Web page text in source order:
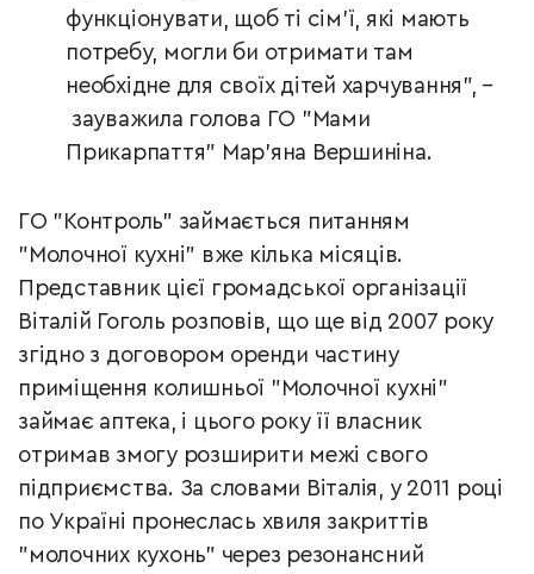
функціонувати, щоб ті сім’ї, які мають
потребу, могли би отримати там
необхідне для своїх дітей харчування", –
зауважила голова ГО "Мами
Прикарпаття" Мар’яна Вершиніна.
ГО "Контроль" займається питанням
"Молочної кухні" вже кілька місяців.
Представник цієї громадської організації
Віталій Гоголь розповів, що ще від 2007 року
згідно з договором оренди частину
приміщення колишньої "Молочної кухні"
займає аптека, і цього року її власник
отримав змогу розширити межі свого
підприємства. За словами Віталія, у 2011 році
по Україні пронеслась хвиля закриттів
"молочних кухонь" через резонансний